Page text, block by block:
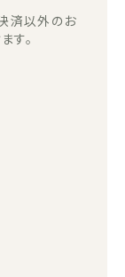
済以外のお
す。